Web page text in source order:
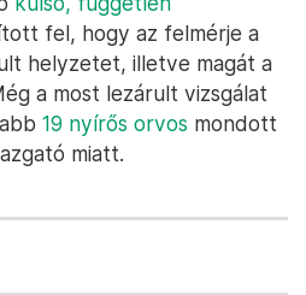
fel, hogy az felmérje a
helyzetet, illetve magát a
a most lezárult vizsgálat
19 nyírős orvos mondott
miatt.